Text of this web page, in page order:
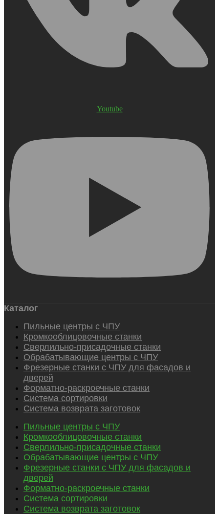
Youtube
Каталог
Пильные центры с ЧПУ
Кромкооблицовочные станки
Сверлильно-присадочные станки
Обрабатывающие центры с ЧПУ
Фрезерные станки с ЧПУ для фасадов и
дверей
Форматно-раскроечные станки
Система сортировки
Система возврата заготовок
Пильные центры с ЧПУ
Кромкооблицовочные станки
Сверлильно-присадочные станки
Обрабатывающие центры с ЧПУ
Фрезерные станки с ЧПУ для фасадов и
дверей
Форматно-раскроечные станки
Система сортировки
Система возврата заготовок